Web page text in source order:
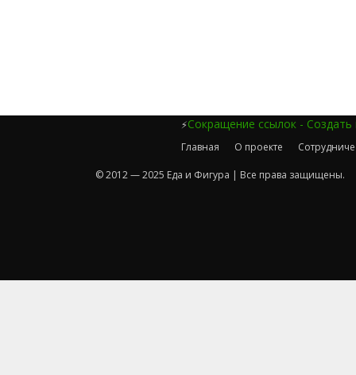
⚡Сокращение ссылок - Создать
Главная О проекте
© 2012 — 2025 Еда и Фигура | Все права защищены.